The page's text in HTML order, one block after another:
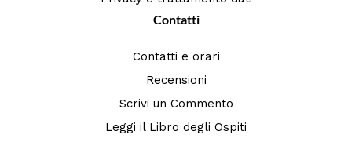
Contatti
Contatti e orari
Recensioni
Scrivi un Commento
Leggi il Libro degli Ospiti